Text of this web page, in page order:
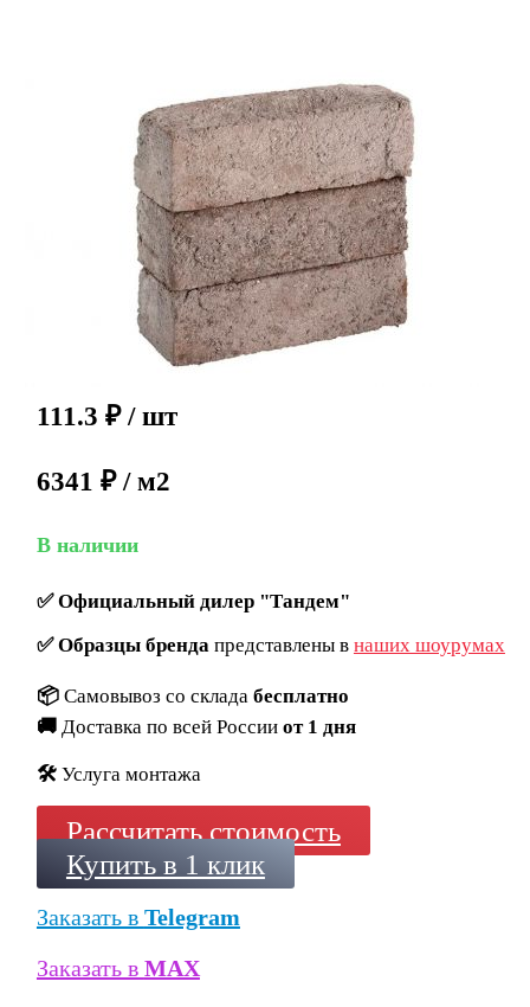
111.3 ₽ / шт
6341 ₽ / м2
В наличии
✅Официальный дилер "Тандем"
✅Образцы брендапредставлены в наших шоурумах
📦 Самовывоз со склада бесплатно
🚚 Доставка по всей России от 1 дня
🛠️ Услуга монтажа
Рассчитать стоимость
Купить в 1 клик
Заказать в Telegram
Заказать в MAX